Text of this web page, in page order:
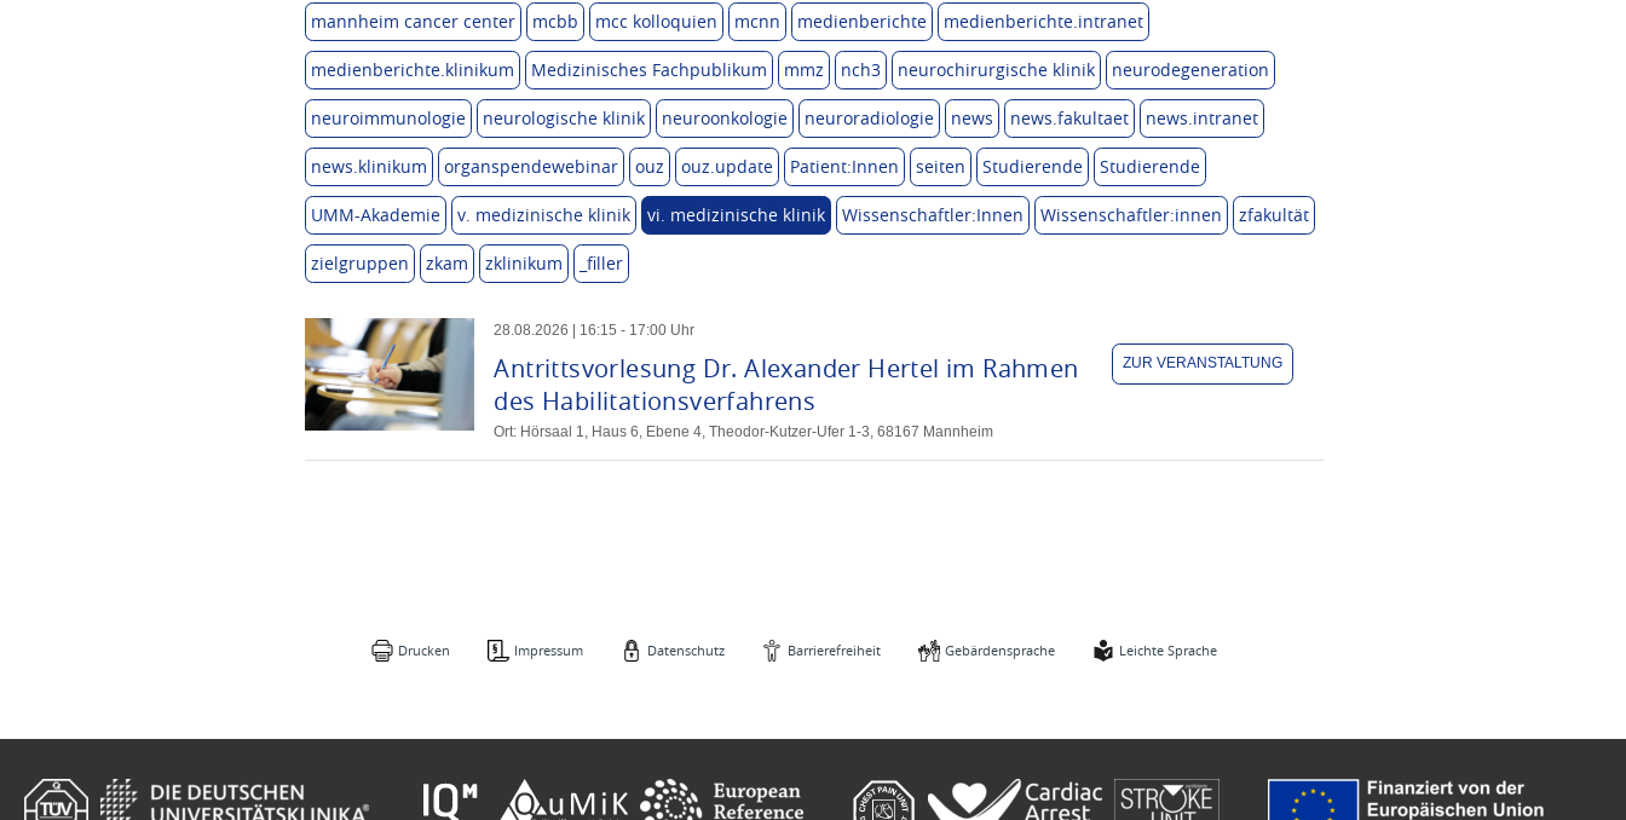
mannheim cancer center mcbb mcc kolloquien mcnn medienberichte medienberichte.intranet
medienberichte.klinikum Medizinisches Fachpublikum mmz nch3 neurochirurgische klinik neurodegeneration
neuroimmunologie neurologische klinik neuroonkologie neuroradiologie news news.fakultaet news.intranet
news.klinikum organspendewebinar ouz ouz.update Patient:Innen seiten Studierende Studierende
UMM-Akademie v. medizinische klinik vi. medizinische klinik Wissenschaftler:Innen Wissenschaftler:innen zfakultät
zielgruppen zkam zklinikum _filler
28.08.2026 16:15 - 17:00 Uhr
Antrittsvorlesung Dr. Alexander Hertel im Rahmen
des Habilitationsverfahrens
Ort: Hörsaal 1, Haus 6, Ebene 4, Theodor-Kutzer-Ufer 1-3, 68167 Mannheim
ZUR VERANSTALTUNG
Drucken Impressum Datenschutz Barrierefreiheit Gebärdensprache Leichte Sprache